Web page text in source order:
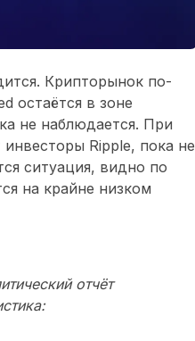
Крипторынок по-
остаётся в зоне
не наблюдается. При
Ripple, пока не
ситуация, видно по
на крайне низком
отчёт